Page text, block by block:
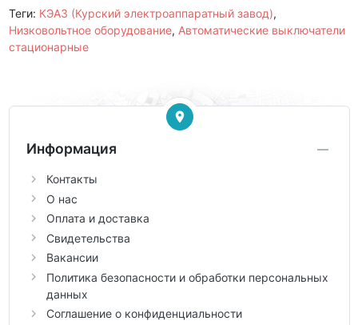
Теги: КЭАЗ (Курский электроаппаратный завод),
Низковольтное оборудование, Автоматические выключатели
стационарные
Информация
Контакты
О нас
Оплата и доставка
Свидетельства
Вакансии
Политика безопасности и обработки персональных
данных
Соглашение о конфиденциальности